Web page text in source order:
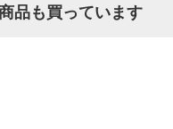
品も買っています